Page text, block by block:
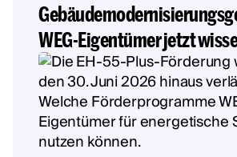
WEG-Eigentümer jetzt